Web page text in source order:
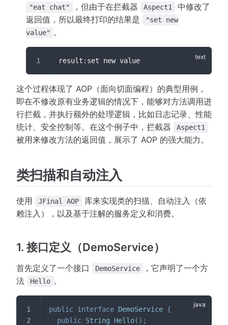
"eat chat" ，但由于在拦截器 Aspect1
中修改了
返回值，所以最终打印的结果是
"set new
value" 。
result:set new value
这个过程体现了 AOP（面向切面编程）的典型用例，
即在不修改原有业务逻辑的情况下，能够对方法调用进
行拦截，并执行额外的处理逻辑，比如日志记录、性能
统计、安全控制等。在这个例子中，拦截器
Aspect1
被用来修改方法的返回值，展示了 AOP 的强大能力。
类扫描和自动注入
使用 JFinal AOP
库来实现类的扫描、自动注入（依
赖注入），以及基于注解的服务定义和消费。
1. 接口定义（DemoService）
首先定义了一个接口 DemoService
，它声明了一个方
法
Hello 。
public interface DemoService {
public String Hello( ) ;